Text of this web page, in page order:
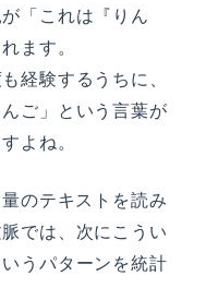
「これは『りん
ます。
経験するうちに、
ご」という言葉が
よね。
のテキストを読み
では、次にこうい
うパターンを統計